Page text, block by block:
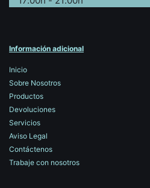
Información adicional
Inicio
Sobre Nosotros
Productos
Devoluciones
Servicios
Aviso Legal
Contáctenos
Trabaje con nosotros